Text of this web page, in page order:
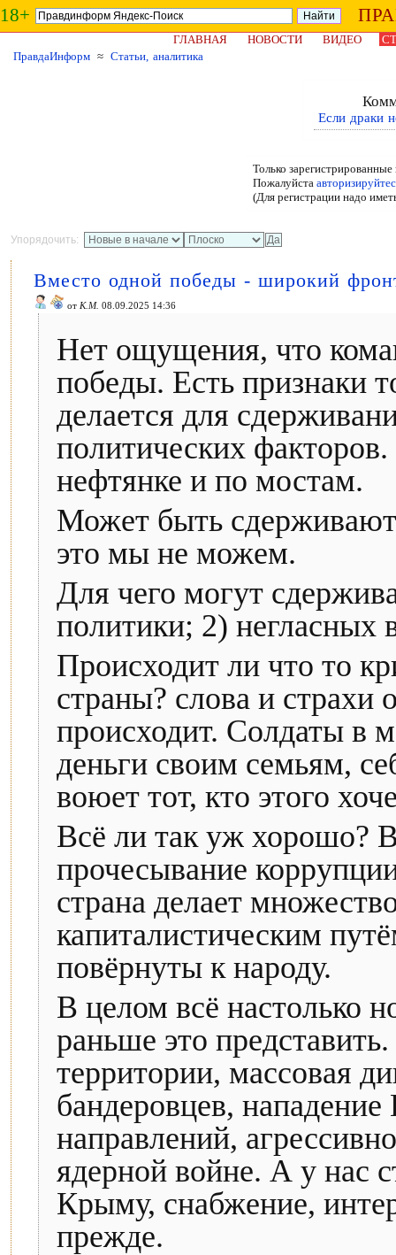
18+
ГЛАВНАЯ НОВОСТИ ВИДЕО
ПравдаИнформ ≈ Статьи, аналитика
Если драки
Только
Пожалуйста
(Для регистрации надо
Упорядочить:
Вместо одной победы - широкий
от К.М. 08.09.2025 14:36
Нет ощущения, что
победы. Есть признаки
делается для
политических
нефтянке и по мостам.
Может быть
это мы не можем.
Для чего могут
политики; 2) негласных
Происходит ли что то
страны? слова и страхи
происходит. Солдаты в
деньги своим семьям,
воюет тот, кто этого
Всё ли так уж хорошо?
прочесывание
страна делает
капиталистическим
повёрнуты к народу.
В целом всё настолько
раньше это
территории, массовая
бандеровцев,
направлений,
ядерной войне. А у нас
Крыму, снабжение,
прежде.